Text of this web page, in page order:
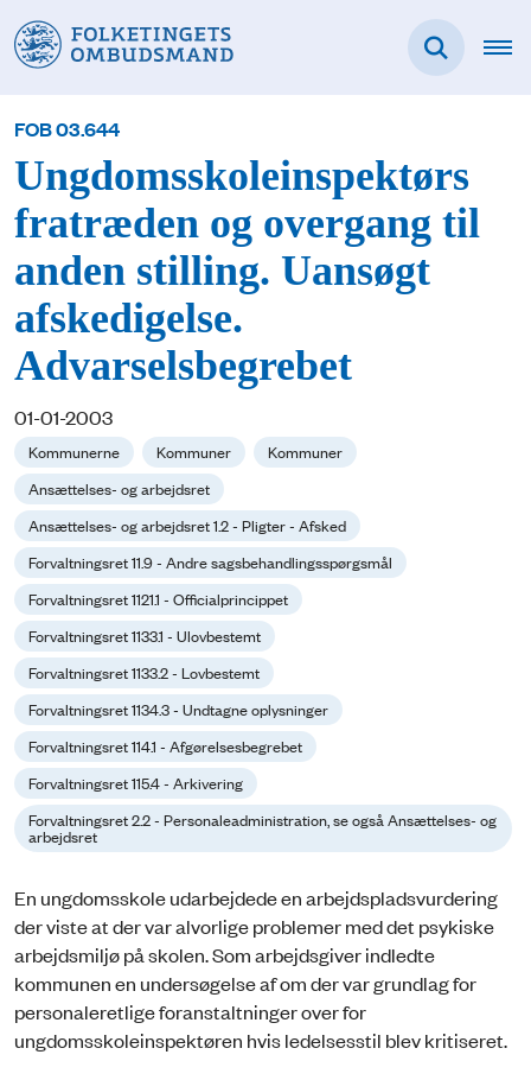
FOB 03.644
Ungdomsskoleinspektørs
fratræden og overgang til
anden stilling. Uansøgt
afskedigelse.
Advarselsbegrebet
01-01-2003
Kommunerne Kommuner
Kommuner
Ansættelses- og arbejdsret
Ansættelses- og arbejdsret 1.2 - Pligter - Afsked
Forvaltningsret 11.9 - Andre sagsbehandlingsspørgsmål
Forvaltningsret 1121.1 - Officialprincippet
Forvaltningsret 1133.1 - Ulovbestemt
Forvaltningsret 1133.2 - Lovbestemt
Forvaltningsret 1134.3 - Undtagne oplysninger
Forvaltningsret 114.1 - Afgørelsesbegrebet
Forvaltningsret 115.4 - Arkivering
Forvaltningsret 2.2 - Personaleadministration, se også Ansættelses- og
arbejdsret
En ungdomsskole udarbejdede en arbejdspladsvurdering
der viste at der var alvorlige problemer med det psykiske
arbejdsmiljø på skolen. Som arbejdsgiver indledte
kommunen en undersøgelse af om der var grundlag for
personaleretlige foranstaltninger over for
ungdomsskoleinspektøren hvis ledelsesstil blev kritiseret.